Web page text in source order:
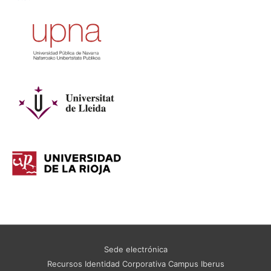
Sede electrónica
Recursos Identidad Corporativa Campus Iberus